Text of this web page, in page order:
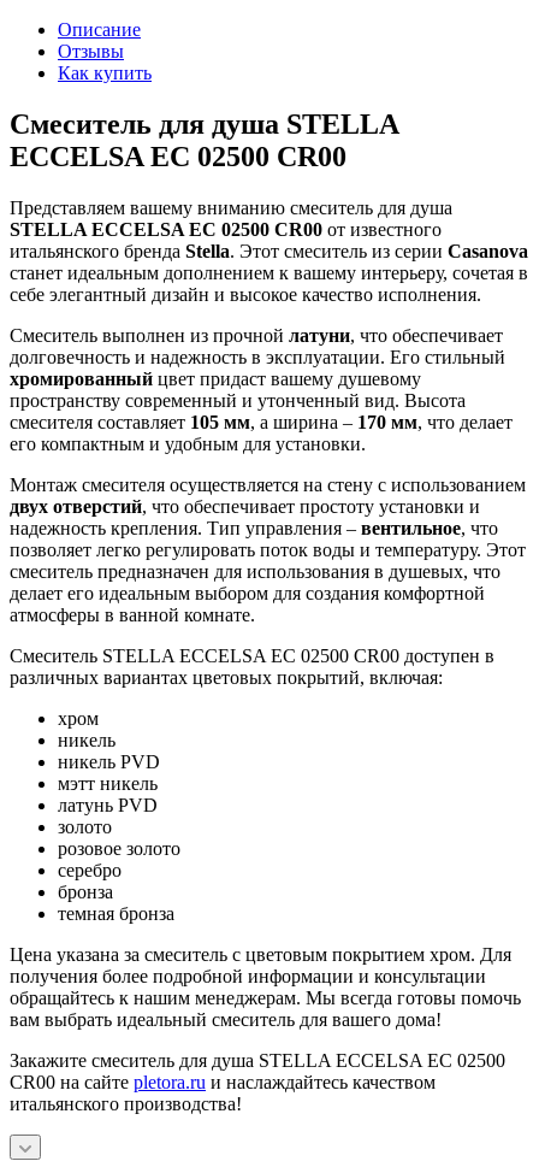
Описание
Отзывы
Как купить
Смеситель для душа STELLA
ECCELSA EC 02500 CR00
Представляем вашему вниманию смеситель для душа
STELLA ECCELSA EC 02500 CR00 от известного
итальянского бренда Stella. Этот смеситель из серии Casanova
станет идеальным дополнением к вашему интерьеру, сочетая в
себе элегантный дизайн и высокое качество исполнения.
Смеситель выполнен из прочной латуни, что обеспечивает
долговечность и надежность в эксплуатации. Его стильный
хромированный цвет придаст вашему душевому
пространству современный и утонченный вид. Высота
смесителя составляет 105 мм, а ширина – 170 мм, что делает
его компактным и удобным для установки.
Монтаж смесителя осуществляется на стену с использованием
двух отверстий, что обеспечивает простоту установки и
надежность крепления. Тип управления – вентильное, что
позволяет легко регулировать поток воды и температуру. Этот
смеситель предназначен для использования в душевых, что
делает его идеальным выбором для создания комфортной
атмосферы в ванной комнате.
Смеситель STELLA ECCELSA EC 02500 CR00 доступен в
различных вариантах цветовых покрытий, включая:
хром
никель
никель PVD
мэтт никель
латунь PVD
золото
розовое золото
серебро
бронза
темная бронза
Цена указана за смеситель с цветовым покрытием хром. Для
получения более подробной информации и консультации
обращайтесь к нашим менеджерам. Мы всегда готовы помочь
вам выбрать идеальный смеситель для вашего дома!
Закажите смеситель для душа STELLA ECCELSA EC 02500
CR00 на сайте pletora.ru и наслаждайтесь качеством
итальянского производства!